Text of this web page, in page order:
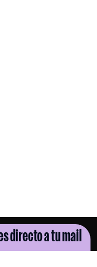
directo a tu mail